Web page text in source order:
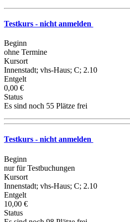
Testkurs - nicht anmelden
Beginn
ohne Termine
Kursort
Innenstadt; vhs-Haus; C; 2.10
Entgelt
0,00 €
Status
Es sind noch 55 Plätze frei
Testkurs - nicht anmelden
Beginn
nur für Testbuchungen
Kursort
Innenstadt; vhs-Haus; C; 2.10
Entgelt
10,00 €
Status